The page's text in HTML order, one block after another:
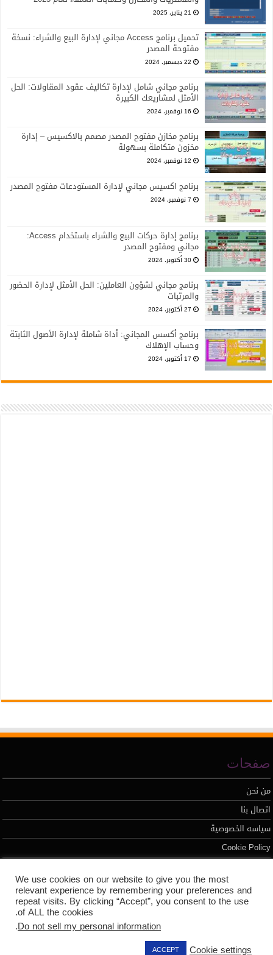
21 يناير، 2025
تحميل برنامج Access مجاني لإدارة البيع والشراء: نسخة
مفتوحة المصدر
22 ديسمبر، 2024
برنامج مجاني شامل لإدارة تكاليف عقود المقاولات: الحل
الأمثل لمشاريعك الكبيرة
16 نوفمبر، 2024
برنامج مخازن مفتوح المصدر مصمم بالاكسيس – إدارة
مخزون متكاملة بسهولة
12 نوفمبر، 2024
برنامج اكسيس مجاني لإدارة المستودعات مفتوح المصدر
7 نوفمبر، 2024
برنامج إدارة حركات البيع والشراء باستخدام Access:
مجاني ومفتوح المصدر
30 أكتوبر، 2024
برنامج مجاني لشؤون العاملين: الحل الأمثل لإدارة الحضور
والمرتبات
27 أكتوبر، 2024
برنامج أكسس المجاني: أداة شاملة لإدارة الأصول الثابتة
وحساب الإهلاك
17 أكتوبر، 2024
صفحات
من نحن
اتصال بنا
سياسه الخصوصية
Cookie Policy
تطوير محمد السيد
We use cookies on our website to give you the most
relevant experience by remembering your preferences and
repeat visits. By clicking “Accept”, you consent to the use
of ALL the cookies.
Do not sell my personal information
.
Cookie settings
ACCEPT